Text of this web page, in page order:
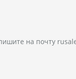
на почту